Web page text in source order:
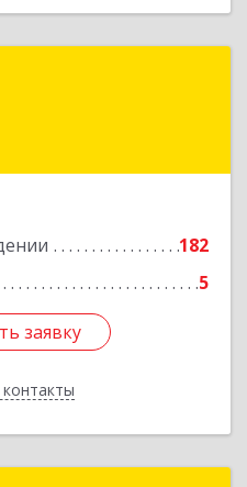
182
5
заявку
Ковров г, Барсукова
заявку